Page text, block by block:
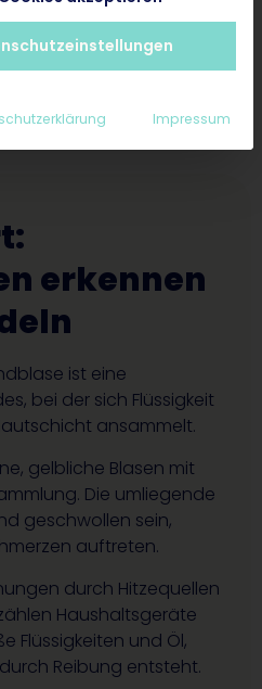
Privatpatienten
erkennen
ist eine
bei der sich Flüssigkeit
ansammelt.
gelbliche Blasen mit
Die umliegende
geschwollen sein,
auftreten.
durch Hitzequellen
Haushaltsgeräte
Flüssigkeiten und Öl,
Reibung entsteht.
Impressum